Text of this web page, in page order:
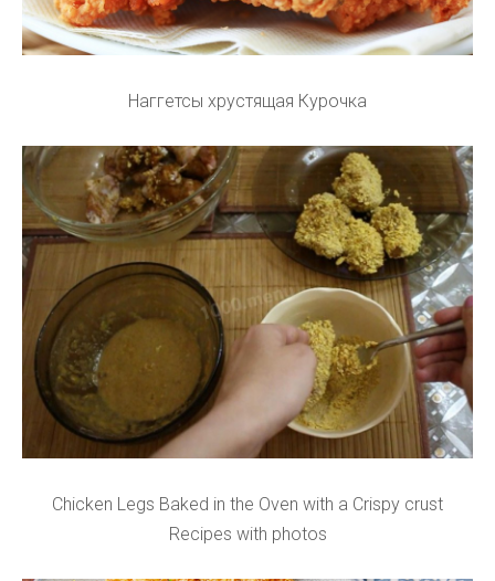
Наггетсы хрустящая Курочка
Chicken Legs Baked in the Oven with a Crispy crust
Recipes with photos